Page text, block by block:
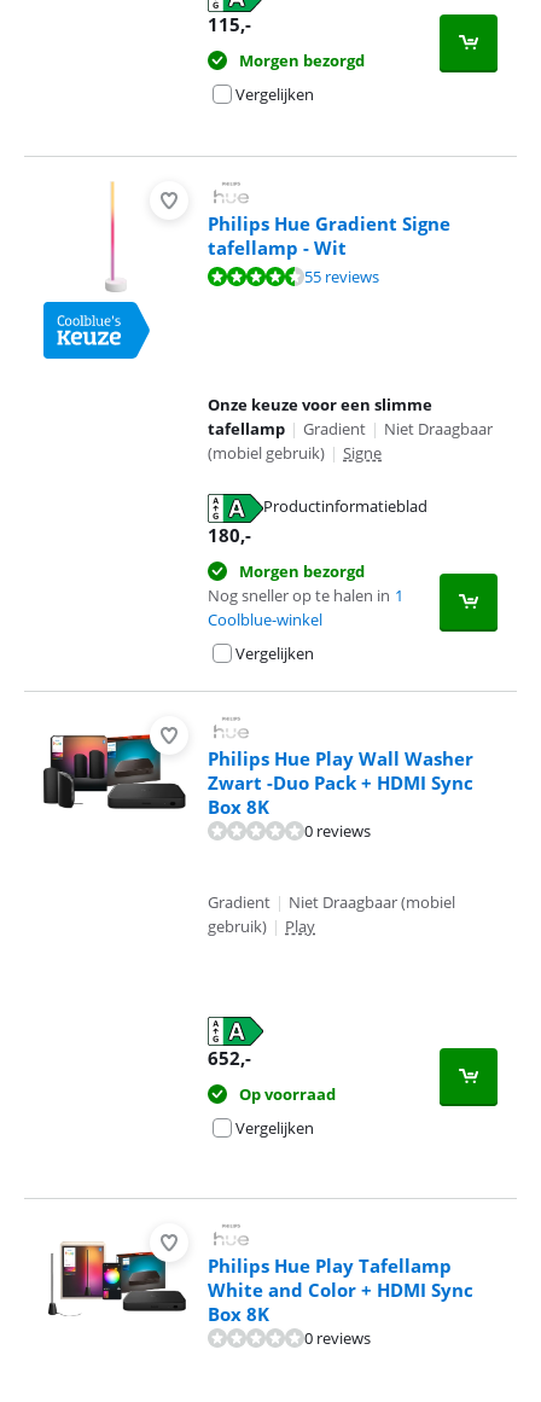
115,-
Morgen bezorgd
Vergelijken
Philips Hue Gradient Signe
tafellamp - Wit
Beoordeling is 9,4 van de 10, gebaseerd op 55 reviews.
55 reviews
Onze keuze voor een slimme
tafellamp | Gradient | Niet Draagbaar
(mobiel gebruik) | Signe
Productinformatieblad
180,-
Morgen bezorgd
Nog sneller op te halen in 1
Coolblue-winkel
Vergelijken
Philips Hue Play Wall Washer
Zwart -Duo Pack + HDMI Sync
Box 8K
0 reviews
Gradient | Niet Draagbaar (mobiel
gebruik) | Play
652,-
Op voorraad
Vergelijken
Philips Hue Play Tafellamp
White and Color + HDMI Sync
Box 8K
0 reviews